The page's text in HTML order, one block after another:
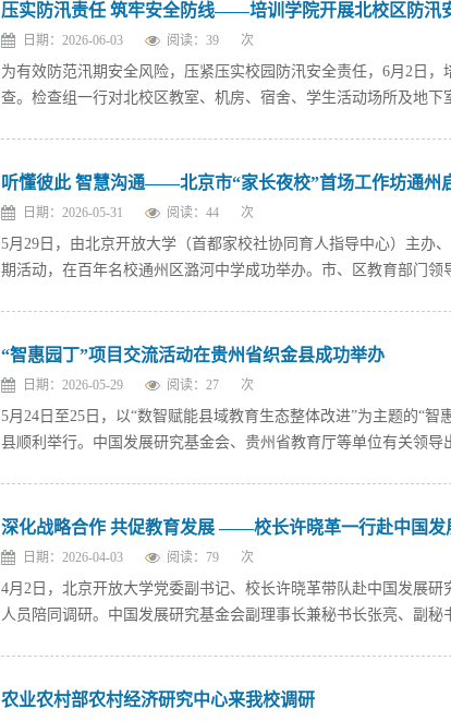
压实防汛责任 筑牢安全防线——培训学院开展北校区防汛
日期：2026-06-03 阅读： 39 次
为有效防范汛期安全风险，压紧压实校园防汛安全责任，6月2日
查。检查组一行对北校区教室、机房、宿舍、学生活动场所及地下
听懂彼此 智慧沟通——北京市“家长夜校”首场工作坊通州
日期：2026-05-31 阅读： 44 次
5月29日，由北京开放大学（首都家校社协同育人指导中心）主办
期活动，在百年名校通州区潞河中学成功举办。市、区教育部门领
“智惠园丁”项目交流活动在贵州省织金县成功举办
日期：2026-05-29 阅读： 27 次
5月24日至25日，以“数智赋能县域教育生态整体改进”为主题的“
县顺利举行。中国发展研究基金会、贵州省教育厅等单位有关领导
深化战略合作 共促教育发展 ——校长许晓革一行赴中国发
日期：2026-04-03 阅读： 79 次
4月2日，北京开放大学党委副书记、校长许晓革带队赴中国发展
人员陪同调研。中国发展研究基金会副理事长兼秘书长张亮、副秘
农业农村部农村经济研究中心来我校调研